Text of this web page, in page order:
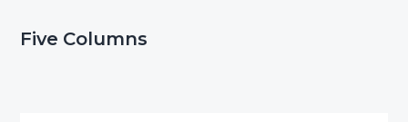
Five Columns